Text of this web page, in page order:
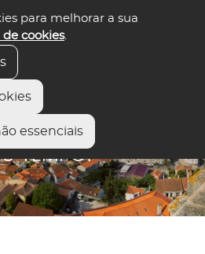
para melhorar a sua
de cookies.
essenciais